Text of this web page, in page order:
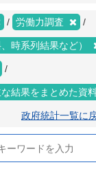
労働力調査
時系列結果など）
結果をまとめた資
政府統計一覧に